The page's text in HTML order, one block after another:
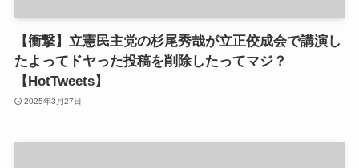
【衝撃】立憲民主党の杉尾秀哉が立正佼成会で講演し
たよってドヤった投稿を削除したってマジ？
【HotTweets】
2025年3月27日